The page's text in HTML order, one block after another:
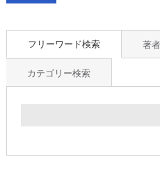
フリーワード検索 著
カテゴリー検索